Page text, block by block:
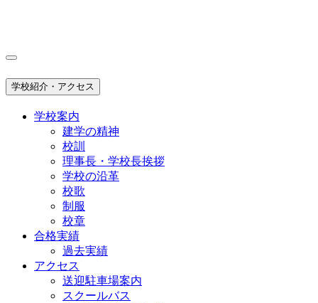
学校紹介・アクセス
学校案内
建学の精神
校訓
理事長・学校長挨拶
学校の沿革
校歌
制服
校章
合格実績
過去実績
アクセス
送迎駐車場案内
スクールバス